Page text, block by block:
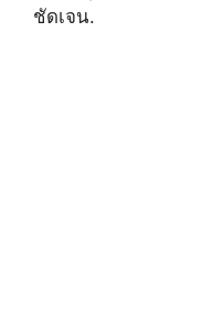
ชัดเจน.